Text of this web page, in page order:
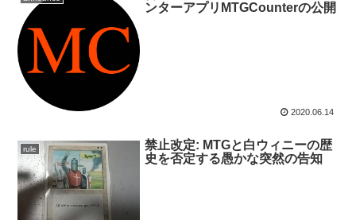
ンターアプリMTGCounterの公開
2020.06.14
rule
禁止改定: MTGと白ウィニーの歴
史を否定する愚かな突然の告知